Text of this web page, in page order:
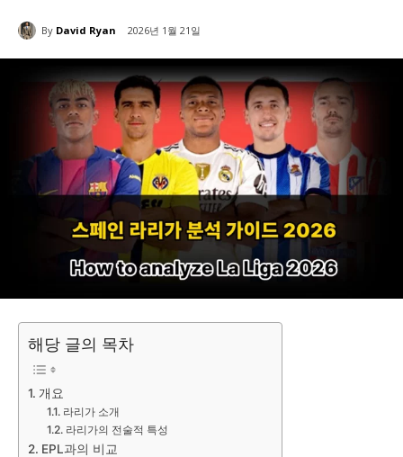
By David Ryan 2026년 1월 21일
해당 글의 목차
개요
라리가 소개
라리가의 전술적 특성
EPL과의 비교